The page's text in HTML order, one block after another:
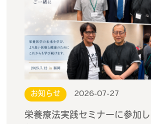
お知らせ 2026-07-27
栄養療法実践セミナーに参加